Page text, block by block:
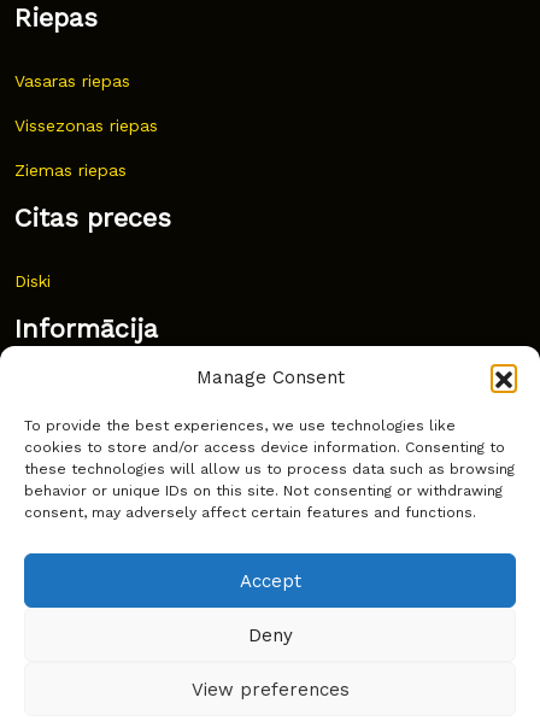
Manage Consent
To provide the best experiences, we use technologies like
cookies to store and/or access device information. Consenting to
these technologies will allow us to process data such as browsing
behavior or unique IDs on this site. Not consenting or withdrawing
consent, may adversely affect certain features and functions.
Accept
Deny
View preferences
Riepas
Vasaras riepas
Vissezonas riepas
Ziemas riepas
Citas preces
Diski
Informācija
Bieži uzdoti jautājumi
Kur pirkt?
Sīkdatņu politika
Copyright © Latakko 2024